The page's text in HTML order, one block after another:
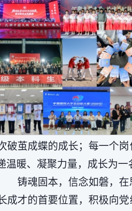
茧成蝶的成长；每一个
暖、凝聚力量，成长为一
铸魂固本，信念如磐，
才的首要位置，积极向